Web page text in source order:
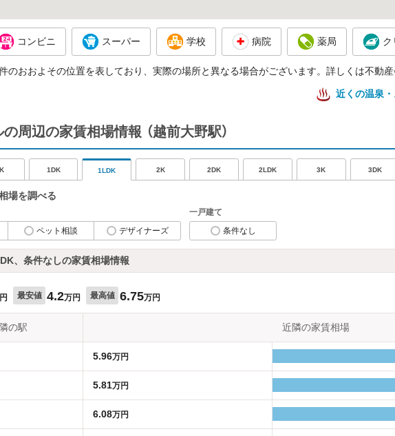
コンビニ スーパー 学校 病院 薬局 ク
のおおよその位置を表しており、実際の場所と異なる場合がございます。詳しくは不動産
近くの温泉
の周辺の家賃相場情報 （越前大野駅）
1DK 1LDK 2K 2DK 2LDK 3K 3DK
場を調べる
ペット相談 デザイナーズ
一戸建て
条件なし
、条件なしの家賃相場情報
最安値 4.2万円 最高値 6.75万円
の駅 近隣の家賃相場
5.96万円
5.81万円
6.08万円